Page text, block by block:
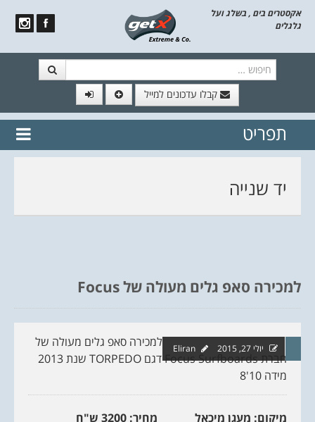
אקסטרים בים , בשלג ועל
גלגלים
קבלו עדכונים למייל
// הצטרף לרשימת תפוצה!
נשמח
לשלוח לך עדכונים חמים מהאתר
תפריט
דלג לתוכן
יד שנייה
למכירה סאפ גלים מעולה של Focus
יולי 27, 2015 Eliran
למכירה סאפ גלים מעולה של
חברת Focus Surfboards​ דגם TORPEDO שנת 2013
מידה 10'8
מיקום: מעגן מיכאל
מחיר: 3200 ש"ח